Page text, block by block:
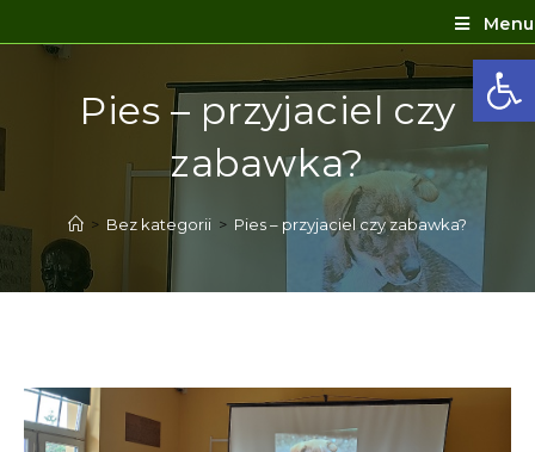
Menu
Pies – przyjaciel czy
zabawka?
> Bez kategorii > Pies – przyjaciel czy zabawka?